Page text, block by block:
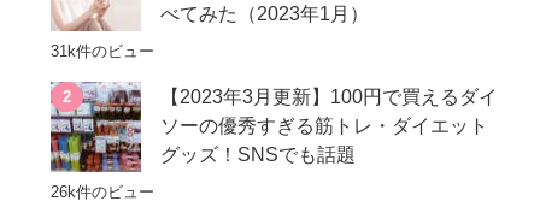
べてみた（2023年1月）
31k件のビュー
【2023年3月更新】100円で買えるダイ
ソーの優秀すぎる筋トレ・ダイエット
グッズ！SNSでも話題
26k件のビュー